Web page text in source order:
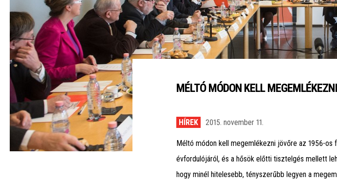
MÉLTÓ MÓDON KELL
HÍREK 2015. november 11.
Méltó módon kell megemlékezni jövőre az 1956-os
évfordulójáról, és a hősök előtti tisztelgés mellett
hogy minél hitelesebb, tényszerűbb legyen a